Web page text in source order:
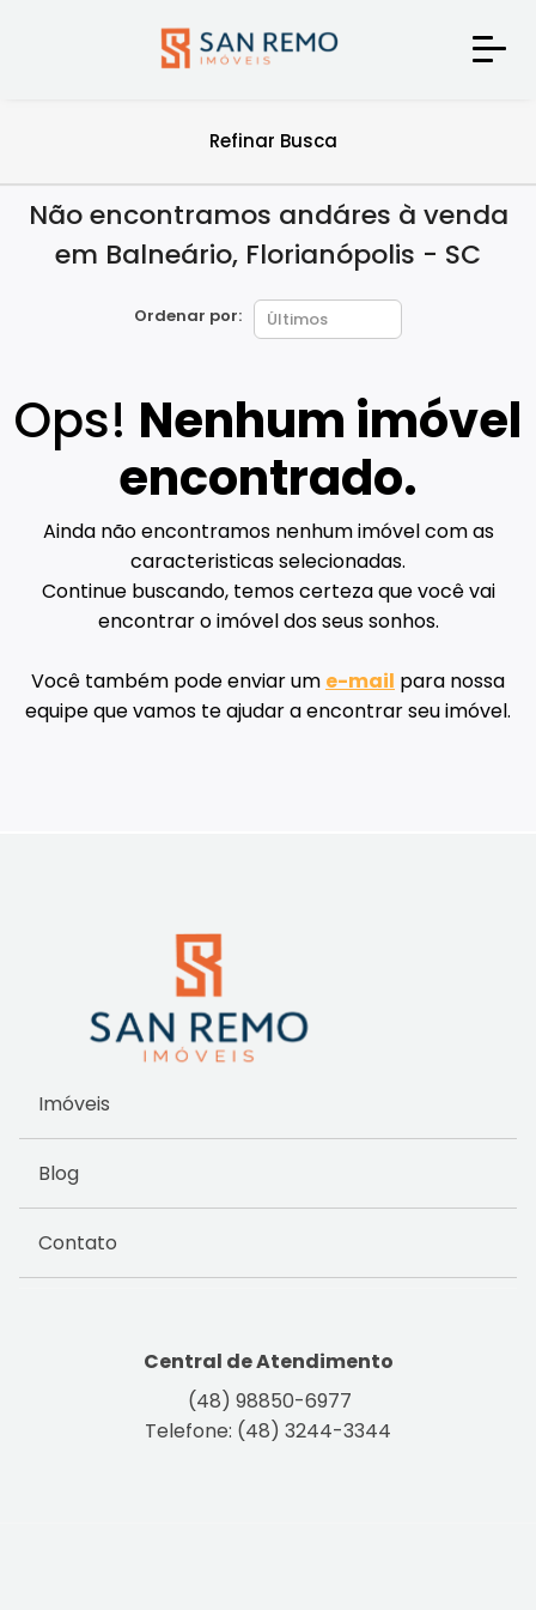
Refinar Busca
Não encontramos andáres à venda
em Balneário, Florianópolis - SC
Ordenar por:
Ops! Nenhum imóvel
encontrado.
Ainda não encontramos nenhum imóvel com as
caracteristicas selecionadas.
Continue buscando, temos certeza que você vai
encontrar o imóvel dos seus sonhos.
Você também pode enviar um e-mail para nossa
equipe que vamos te ajudar a encontrar seu imóvel.
Imóveis
Blog
Contato
Central de Atendimento
(48) 98850-6977
Telefone: (48) 3244-3344